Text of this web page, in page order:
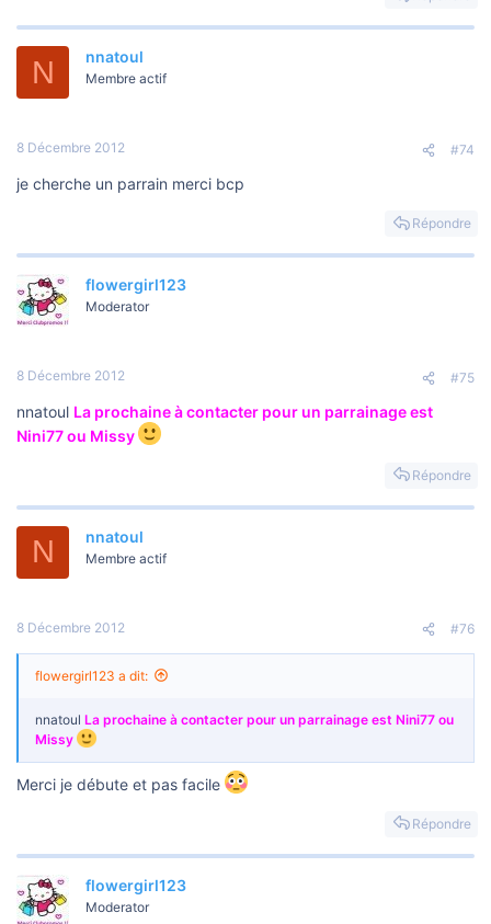
N nnatoul
Membre actif
8 Décembre 2012 #74
je cherche un parrain merci bcp
Répondre
flowergirl123
Moderator
8 Décembre 2012 #75
nnatoul La prochaine à contacter pour un parrainage est
Nini77 ou Missy
Répondre
N nnatoul
Membre actif
8 Décembre 2012 #76
flowergirl123 a dit:
nnatoul La prochaine à contacter pour un parrainage est Nini77 ou
Missy
Merci je débute et pas facile
Répondre
flowergirl123
Moderator